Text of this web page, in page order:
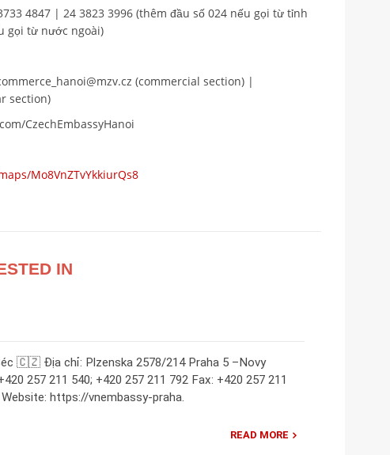
4847 | 24 3823 3996 (thêm đầu số 024 nếu gọi từ tỉnh
gọi từ nước ngoài)
(commercial section) |
section)
CzechEmbassyHanoi
Mo8VnZTvYkkiurQs8
IN
🇨🇿 Địa chỉ: Plzenska 2578/214 Praha 5 –Novy
257 211 540; +420 257 211 792 Fax: +420 257 211
https://vnembassy-praha.
READ MORE